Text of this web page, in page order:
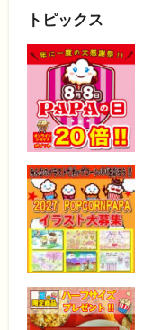
トピックス